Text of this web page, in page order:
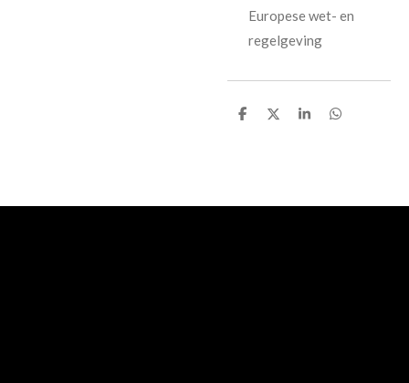
Europese wet- en
regelgeving
D
D
S
D